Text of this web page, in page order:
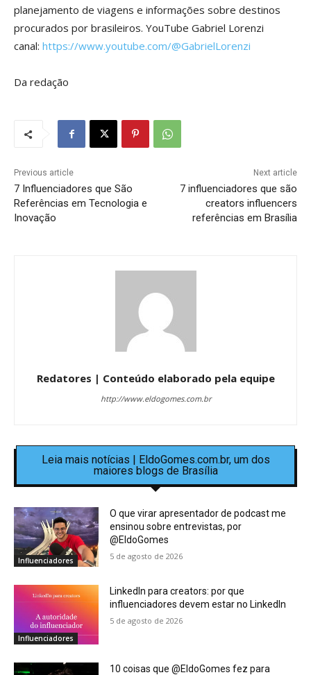
planejamento de viagens e informações sobre destinos
procurados por brasileiros. YouTube Gabriel Lorenzi
canal: https://www.youtube.com/@GabrielLorenzi
Da redação
Previous article
7 Influenciadores que São
Referências em Tecnologia e
Inovação
Next article
7 influenciadores que são
creators influencers
referências em Brasília
Redatores | Conteúdo elaborado pela equipe
http://www.eldogomes.com.br
Leia mais notícias | EldoGomes.com.br, um dos
maiores blogs de Brasília
Influenciadores
O que virar apresentador de podcast me
ensinou sobre entrevistas, por
@EldoGomes
5 de agosto de 2026
Influenciadores
LinkedIn para creators: por que
influenciadores devem estar no LinkedIn
5 de agosto de 2026
10 coisas que @EldoGomes fez para